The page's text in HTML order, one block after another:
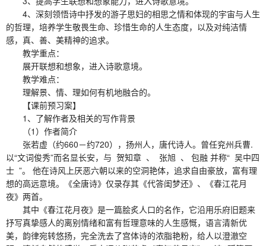
4、深刻领悟诗中抒发的游子思妇的相思之情和体现的宇宙与人生
的哲理，培养学生敬畏生命、珍惜生命的人生态度，以及对纯洁情
感，真、善、美精神的追求。
教学重点：
展开联想和想象，进入诗歌意境。
教学难点：
理解景、情、理如何有机地融合的。
【课前预习案】
1、了解作者及相关的写作背景
（1）作者简介
张若虚（约660－约720），扬州人，唐代诗人。曾任兖州兵曹.
以“文词俊秀”而名显长安，与 贺知章 、 张旭 、 包融 并称“ 吴中四
士 ”。 他在诗风上厌恶六朝以来的空洞艳体，追求自由豪放，富有理
想的高远意境。《全唐诗》仅录存其《代答闺梦还》、《春江花月
夜》两首。
其中《春江花月夜》是一篇脍炙人口的名作，它沿用乐府旧题来
抒写真挚感人的离别情绪和富有哲理意味的人生感慨，语言清新优
美，韵律宛转悠扬，完全洗去了宫体诗的浓脂艳粉，给人以澄澈空